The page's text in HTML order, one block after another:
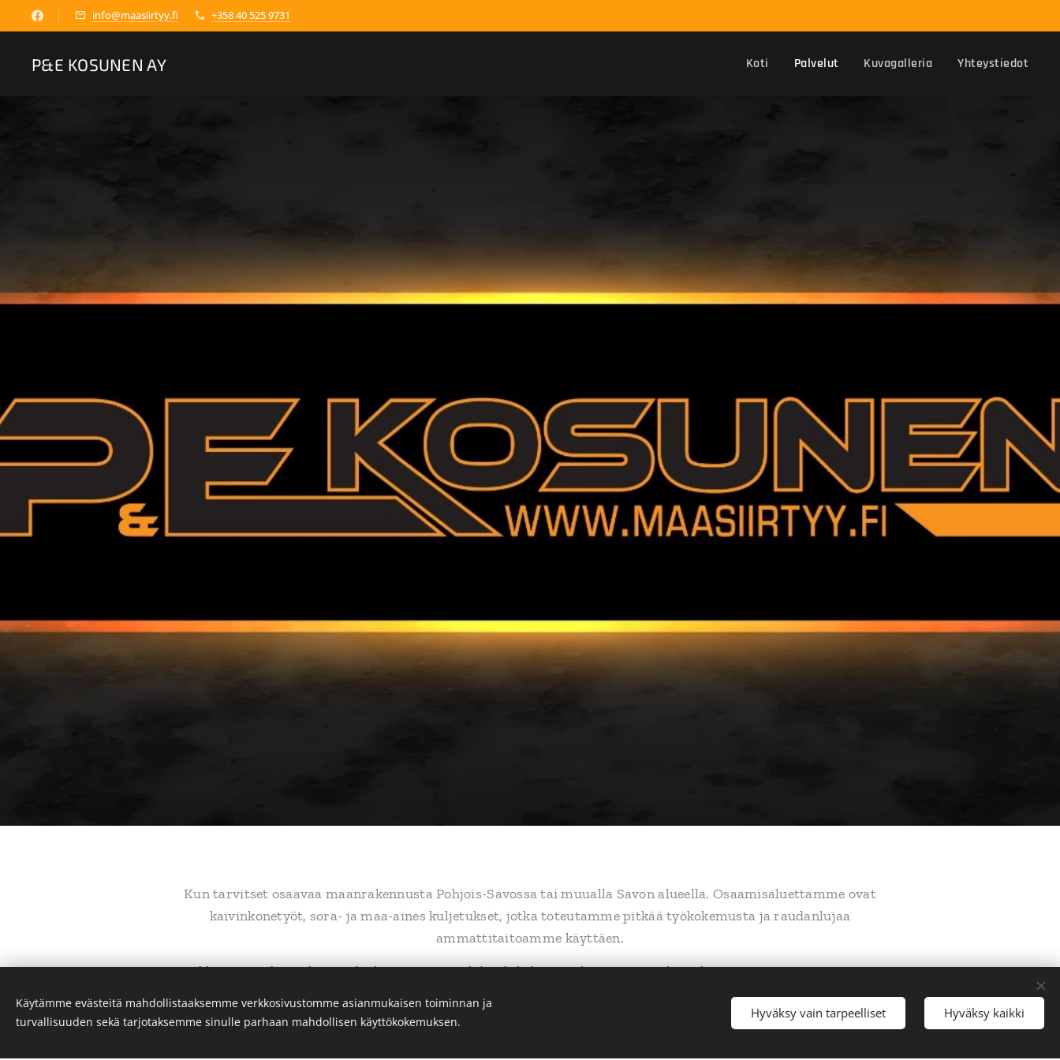
info@maasiirtyy.fi +358 40 525 9731
P&E KOSUNEN AY Koti Palvelut Kuvagalleria Yhteystiedot
Kun tarvitset osaavaa maanrakennusta Pohjois-Savossa tai muualla Savon alueella. Osaamisaluettamme ovat
kaivinkonetyöt, sora- ja maa-aines kuljetukset, jotka toteutamme pitkää työkokemusta ja raudanlujaa
ammattitaitoamme käyttäen.
Kaikki maanrakennuksen palvelut tarjoamme kilpailukykyiseen hintaan. Työskentelemme joustavasti, toiveitasi
Käytämme evästeitä mahdollistaaksemme verkkosivustomme asianmukaisen toiminnan ja
turvallisuuden sekä tarjotaksemme sinulle parhaan mahdollisen käyttökokemuksen.
Hyväksy vain tarpeelliset Hyväksy kaikki